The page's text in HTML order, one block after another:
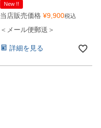
New !!
当店販売価格 ¥9,900税込
＜メール便郵送＞
詳細を見る